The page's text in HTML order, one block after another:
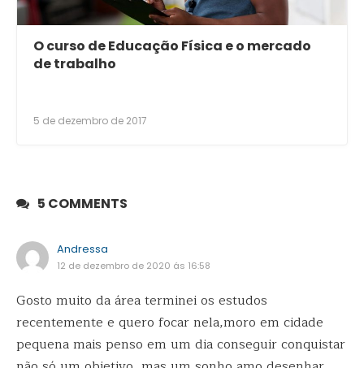
O curso de Educação Física e o mercado
de trabalho
5 de dezembro de 2017
5 COMMENTS
Andressa
12 de dezembro de 2020 ás 16:58
Gosto muito da área terminei os estudos
recentemente e quero focar nela,moro em cidade
pequena mais penso em um dia conseguir conquistar